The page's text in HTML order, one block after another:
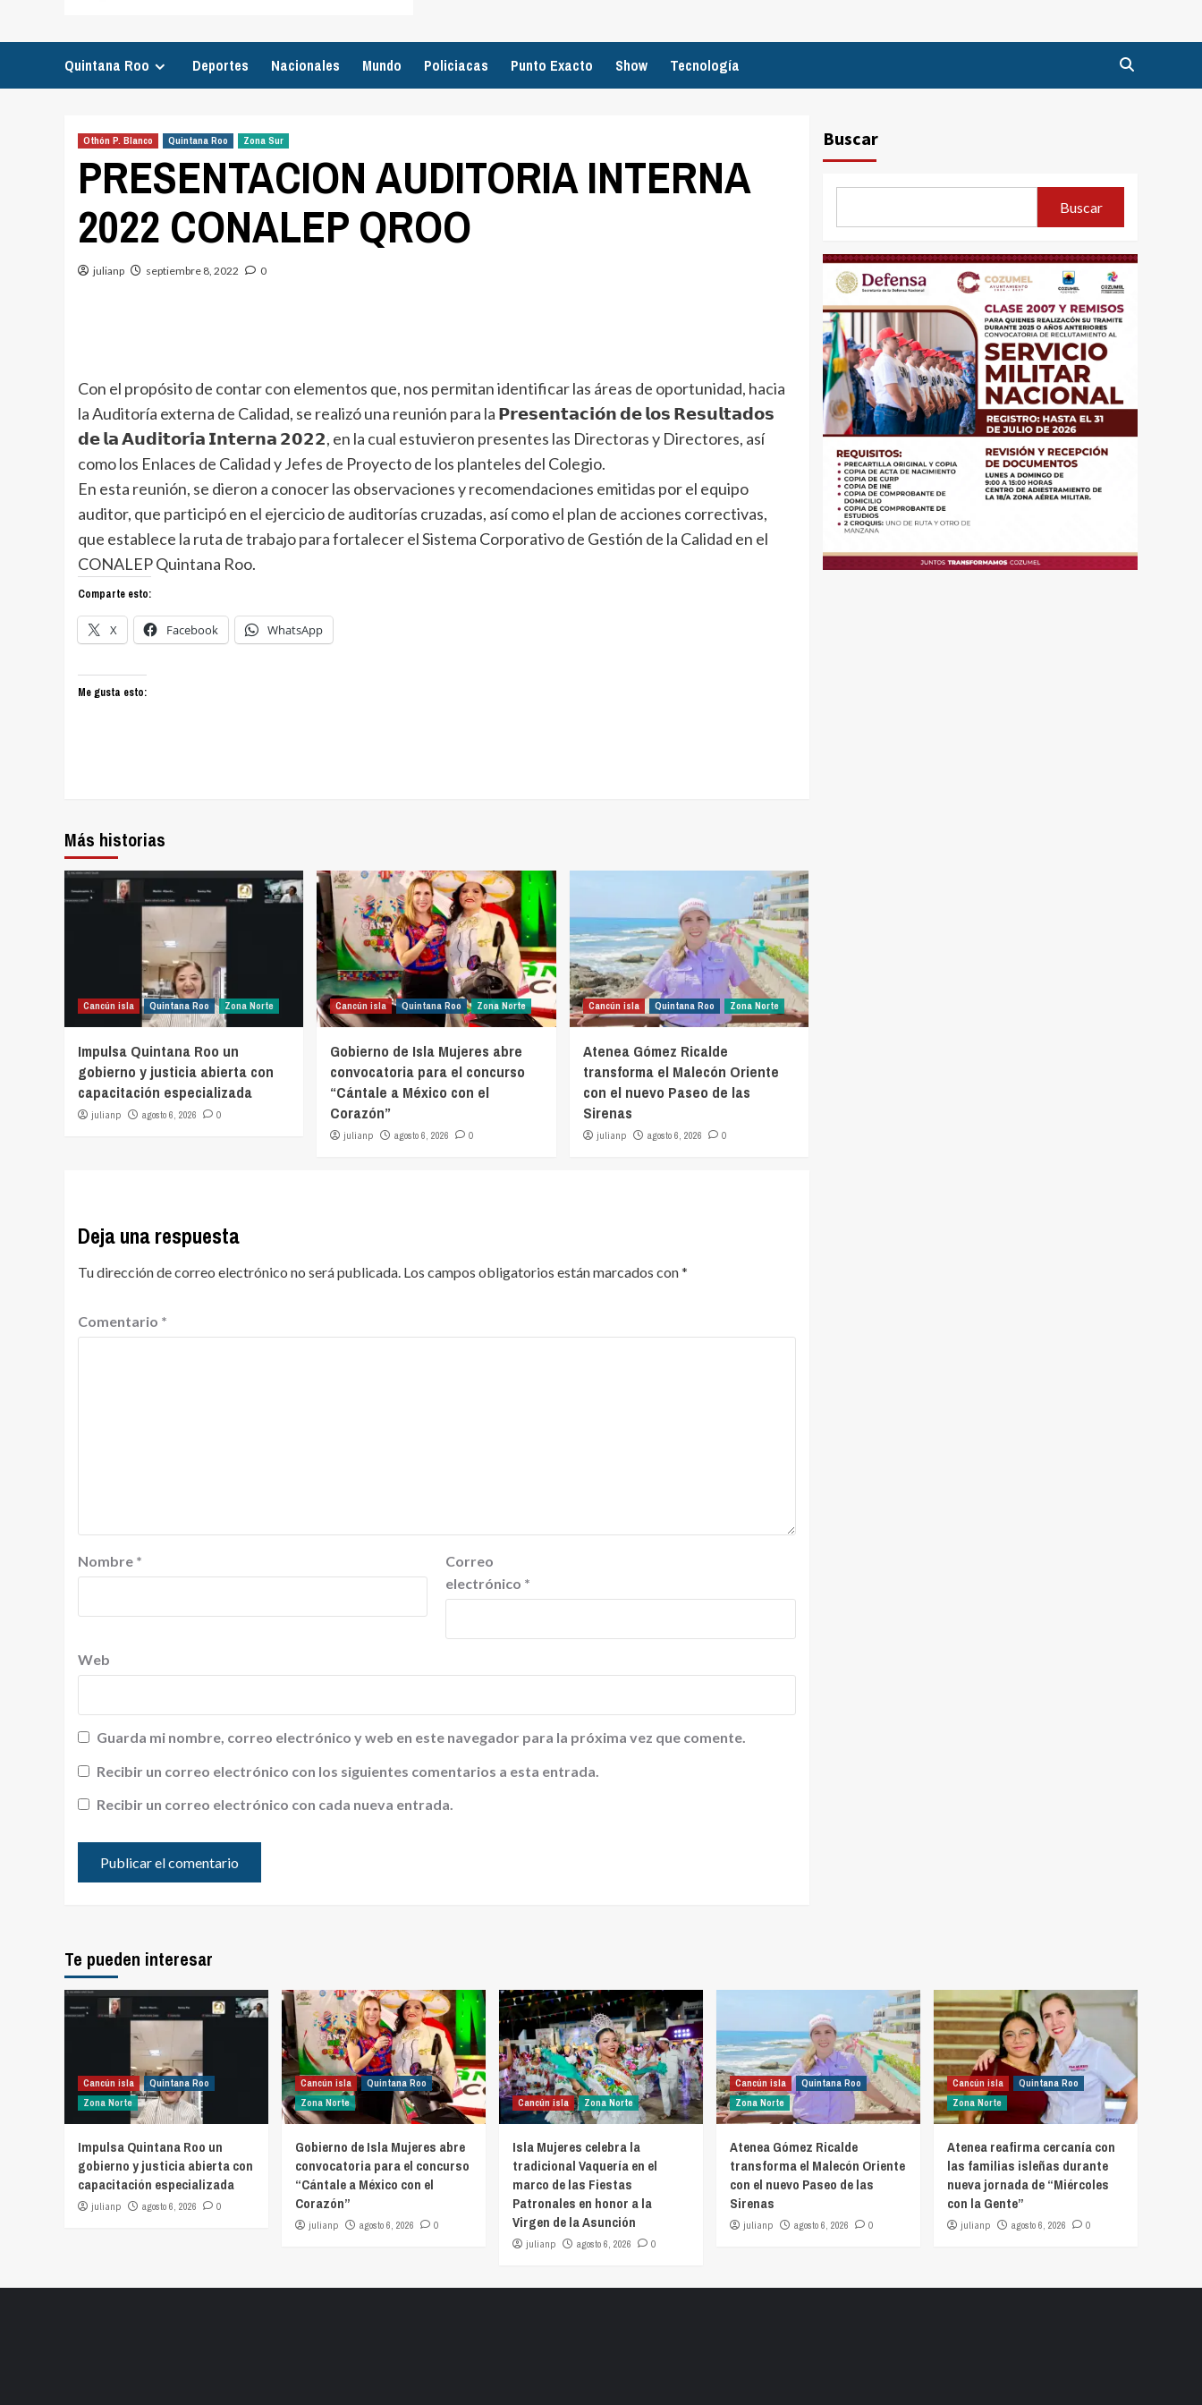
Quintana Roo Deportes Nacionales Mundo Policiacas Punto Exacto Show Tecnología
Othón P. Blanco Quintana Roo Zona Sur
PRESENTACION AUDITORIA INTERNA
2022 CONALEP QROO
julianp septiembre 8, 2022 0
Con el propósito de contar con elementos que, nos permitan identificar las áreas de oportunidad, hacia
la Auditoría externa de Calidad, se realizó una reunión para la 𝗣𝗿𝗲𝘀𝗲𝗻𝘁𝗮𝗰𝗶𝗼́𝗻 𝗱𝗲 𝗹𝗼𝘀 𝗥𝗲𝘀𝘂𝗹𝘁𝗮𝗱𝗼𝘀
𝗱𝗲 𝗹𝗮 𝗔𝘂𝗱𝗶𝘁𝗼𝗿𝗶́𝗮 𝗜𝗻𝘁𝗲𝗿𝗻𝗮 𝟮𝟬𝟮𝟮, en la cual estuvieron presentes las Directoras y Directores, así
como los Enlaces de Calidad y Jefes de Proyecto de los planteles del Colegio.
En esta reunión, se dieron a conocer las observaciones y recomendaciones emitidas por el equipo
auditor, que participó en el ejercicio de auditorías cruzadas, así como el plan de acciones correctivas,
que establece la ruta de trabajo para fortalecer el Sistema Corporativo de Gestión de la Calidad en el
CONALEP Quintana Roo.
Comparte esto:
X Facebook WhatsApp
Me gusta esto:
Más historias
Cancún isla Quintana Roo Zona Norte
Impulsa Quintana Roo un
gobierno y justicia abierta con
capacitación especializada
julianp agosto 6, 2026 0
Cancún isla Quintana Roo Zona Norte
Gobierno de Isla Mujeres abre
convocatoria para el concurso
“Cántale a México con el
Corazón”
julianp agosto 6, 2026 0
Cancún isla Quintana Roo Zona Norte
Atenea Gómez Ricalde
transforma el Malecón Oriente
con el nuevo Paseo de las
Sirenas
julianp agosto 6, 2026 0
Deja una respuesta
Tu dirección de correo electrónico no será publicada. Los campos obligatorios están marcados con*
Comentario *
Nombre *
Correo
electrónico *
Web
Guarda mi nombre, correo electrónico y web en este navegador para la próxima vez que comente.
Recibir un correo electrónico con los siguientes comentarios a esta entrada.
Recibir un correo electrónico con cada nueva entrada.
Buscar
Buscar
Te pueden interesar
Cancún isla
Quintana Roo
Zona Norte
Impulsa Quintana Roo un
gobierno y justicia abierta con
capacitación especializada
julianp agosto 6, 2026 0
Cancún isla
Quintana Roo
Zona Norte
Gobierno de Isla Mujeres abre
convocatoria para el concurso
“Cántale a México con el
Corazón”
julianp agosto 6, 2026 0
Cancún isla Zona Norte
Isla Mujeres celebra la
tradicional Vaquería en el
marco de las Fiestas
Patronales en honor a la
Virgen de la Asunción
julianp agosto 6, 2026 0
Cancún isla
Quintana Roo
Zona Norte
Atenea Gómez Ricalde
transforma el Malecón Oriente
con el nuevo Paseo de las
Sirenas
julianp agosto 6, 2026 0
Cancún isla
Quintana Roo
Zona Norte
Atenea reafirma cercanía con
las familias isleñas durante
nueva jornada de “Miércoles
con la Gente”
julianp agosto 6, 2026 0